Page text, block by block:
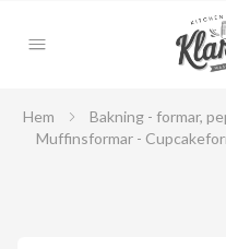
Hem
Bakning - formar,
Muffinsformar -